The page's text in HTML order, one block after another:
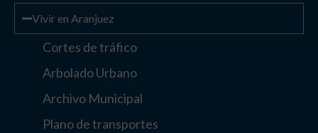
Vivir en Aranjuez
Cortes de tráfico
Arbolado Urbano
Archivo Municipal
Plano de transportes